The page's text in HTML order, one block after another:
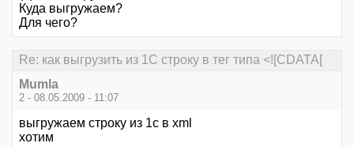
Куда выгружаем?
Для чего?
Re: как выгрузить из 1С строку в тег типа <![CDATA[
Mumla
2 - 08.05.2009 - 11:07
выгружаем строку из 1с в xml
хотим